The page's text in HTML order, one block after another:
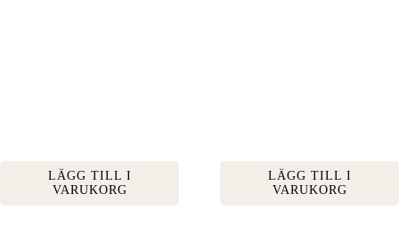
LÄGG TILL I
VARUKORG
LÄGG TILL I
VARUKORG